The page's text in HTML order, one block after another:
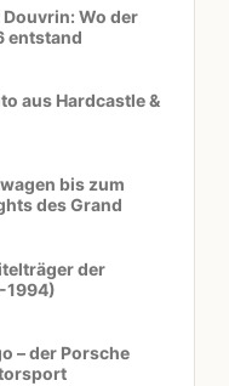
Wo der
entstand
aus Hardcastle &
bis zum
des Grand
der
1994)
– der Porsche